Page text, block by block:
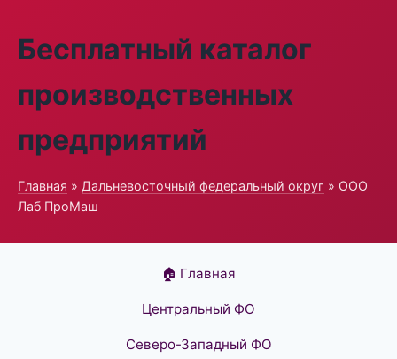
Бесплатный каталог
производственных
предприятий
Главная » Дальневосточный федеральный округ » ООО
Лаб ПроМаш
🏠 Главная
Центральный ФО
Северо-Западный ФО